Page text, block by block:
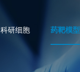
科研细胞 药靶模型